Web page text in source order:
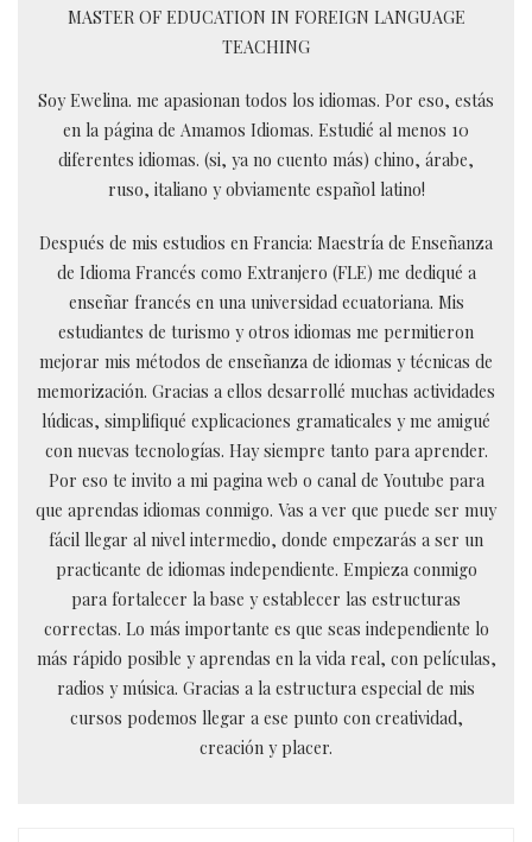
MASTER OF EDUCATION IN FOREIGN LANGUAGE
TEACHING
Soy Ewelina. me apasionan todos los idiomas. Por eso, estás
en la página de Amamos Idiomas. Estudié al menos 10
diferentes idiomas. (si, ya no cuento más) chino, árabe,
ruso, italiano y obviamente español latino!
Después de mis estudios en Francia: Maestría de Enseñanza
de Idioma Francés como Extranjero (FLE) me dediqué a
enseñar francés en una universidad ecuatoriana. Mis
estudiantes de turismo y otros idiomas me permitieron
mejorar mis métodos de enseñanza de idiomas y técnicas de
memorización. Gracias a ellos desarrollé muchas actividades
lúdicas, simplifiqué explicaciones gramaticales y me amigué
con nuevas tecnologías. Hay siempre tanto para aprender.
Por eso te invito a mi pagina web o canal de Youtube para
que aprendas idiomas conmigo. Vas a ver que puede ser muy
fácil llegar al nivel intermedio, donde empezarás a ser un
practicante de idiomas independiente. Empieza conmigo
para fortalecer la base y establecer las estructuras
correctas. Lo más importante es que seas independiente lo
más rápido posible y aprendas en la vida real, con películas,
radios y música. Gracias a la estructura especial de mis
cursos podemos llegar a ese punto con creatividad,
creación y placer.